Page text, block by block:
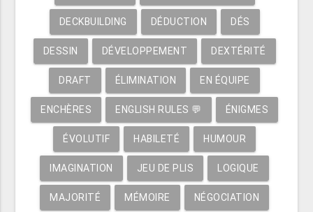
DECKBUILDING DÉDUCTION DÉS
DESSIN DÉVELOPPEMENT DEXTÉRITÉ
DRAFT ÉLIMINATION EN ÉQUIPE
ENCHÈRES ENGLISH RULES 💬 ÉNIGMES
ÉVOLUTIF HABILETÉ HUMOUR
IMAGINATION JEU DE PLIS LOGIQUE
MAJORITÉ MÉMOIRE NÉGOCIATION